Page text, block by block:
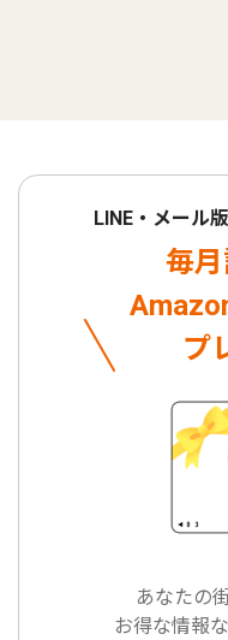
LINE・メール
毎
プ
あなたの
お得な情報